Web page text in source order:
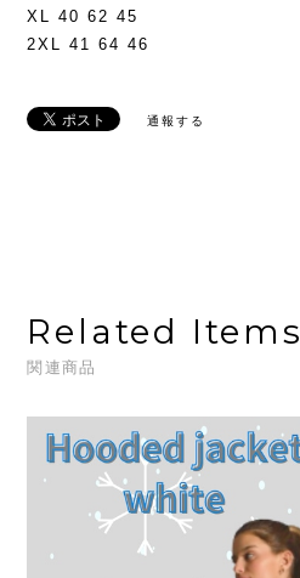
XL 40 62 45
2XL 41 64 46
通報する
Related Items
関連商品